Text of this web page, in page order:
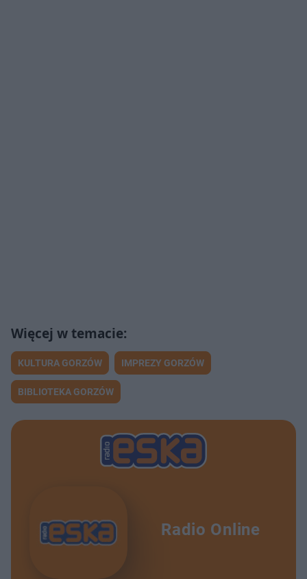
KULTURA GORZÓW IMPREZY GORZÓW
BIBLIOTEKA GORZÓW
Radio Online